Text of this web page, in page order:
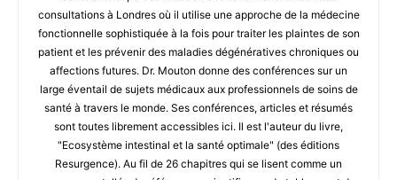
consultations à Londres où il utilise une approche de la médecine
fonctionnelle sophistiquée à la fois pour traiter les plaintes de son
patient et les prévenir des maladies dégénératives chroniques ou
affections futures. Dr. Mouton donne des conférences sur un
large éventail de sujets médicaux aux professionnels de soins de
santé à travers le monde. Ses conférences, articles et résumés
sont toutes librement accessibles ici. Il est l'auteur du livre,
"Ecosystème intestinal et la santé optimale" (des éditions
Resurgence). Au fil de 26 chapitres qui se lisent comme un